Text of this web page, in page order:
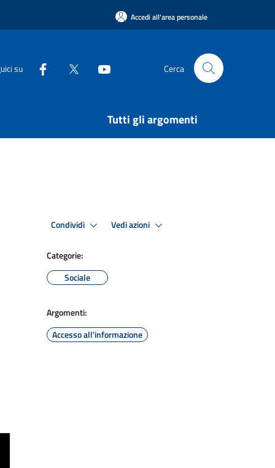
Accedi all'area personale
su Cerca
Tutti gli argomenti
Condividi Vedi azioni
Categorie:
Sociale
Argomenti:
Accesso all'informazione